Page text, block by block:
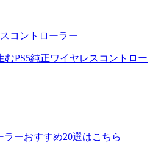
コントローラー
むPS5純正ワイヤレスコントロー
ラーおすすめ20選はこちら